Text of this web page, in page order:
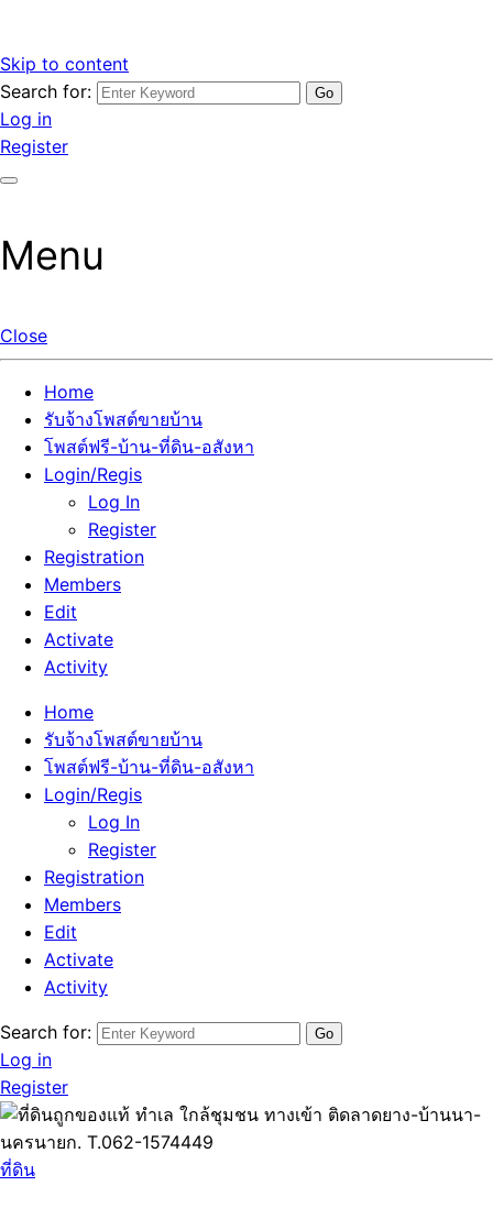
Skip to content
รับจ้างโพสต์ขายบ้านราคาถูก รับโพสต์ลงเว็บขายบ้าน ที่ดิน อสัง
หา โพสต์คุณภาพ ราคาคุ้มค่า แตกต่างกว่า
เว็บไซต์ รับจ้างโพสต์ขายบ้านราคาถูก อสังหา ทีดิน โพสต์ลงเว็บ
ขายบ้าน รับโพสต์ที่ดิน อสังหา เน้นผลงาน รับรองคุณภาพ ติดกู
เกิ้ลหน้าแรกทุกโพสต์ได้จริง ที่เดียวในไทย
Search for:
Log in
Register
Menu
Close
Home
รับจ้างโพสต์ขายบ้าน
โพสต์ฟรี-บ้าน-ที่ดิน-อสังหา
Login/Regis
Log In
Register
Registration
Members
Edit
Activate
Activity
Home
รับจ้างโพสต์ขายบ้าน
โพสต์ฟรี-บ้าน-ที่ดิน-อสังหา
Login/Regis
Log In
Register
Registration
Members
Edit
Activate
Activity
Search for:
Log in
Register
ที่ดิน